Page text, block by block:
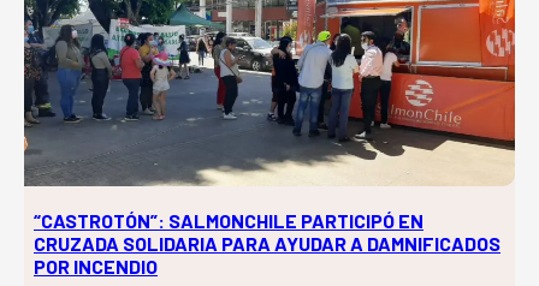
“CASTROTÓN”: SALMONCHILE PARTICIPÓ EN
CRUZADA SOLIDARIA PARA AYUDAR A DAMNIFICADOS
POR INCENDIO